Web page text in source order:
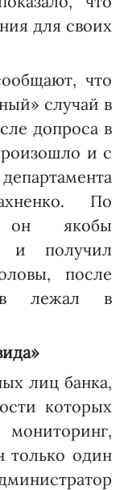
для своих
что
случай в
допроса в
и с
По
он якобы
и получил
после
лежал в
лиц банка,
которых
только один